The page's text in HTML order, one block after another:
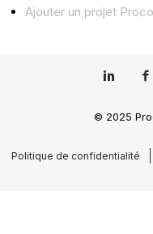
Ajouter un projet
© 2025
Politique de confidentialité